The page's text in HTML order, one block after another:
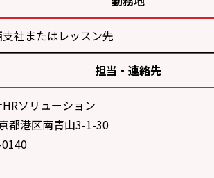
社またはレッスン先
担当・連絡先
ソリューション
都港区南青山3-1-30